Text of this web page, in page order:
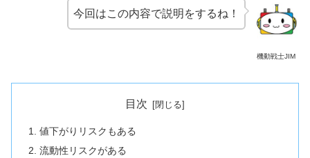
機動戦士JIM
今回はこの内容で説明をするね！
目次
値下がりリスクもある
流動性リスクがある